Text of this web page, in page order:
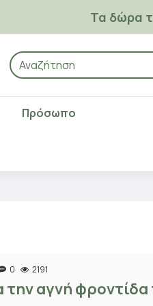
Τα δώρα
Πρόσωπο
0 2191
την αγνή